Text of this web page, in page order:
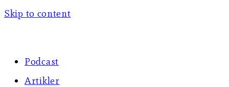
Skip to content
Podcast
Artikler